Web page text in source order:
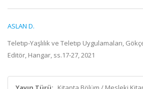
ASLAN D.
Teletıp-Yaşlılık ve Teletıp Uygulamaları,
Editör, Hangar, ss.17-27, 2021